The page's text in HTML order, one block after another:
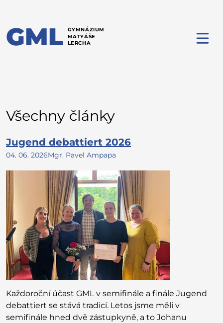
GML GYMNÁZIUM
MATYÁŠE
LERCHA
Všechny články
Jugend debattiert 2026
04. 06. 2026Mgr. Pavel Ampapa
Každoroční účast GML v semifinále a finále Jugend
debattiert se stává tradicí. Letos jsme měli v
semifinále hned dvě zástupkyně, a to Johanu